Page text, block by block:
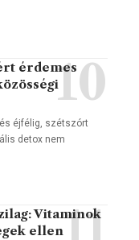
érdemes
éjfélig, szétszórt
detox nem
Vitaminok
ellen